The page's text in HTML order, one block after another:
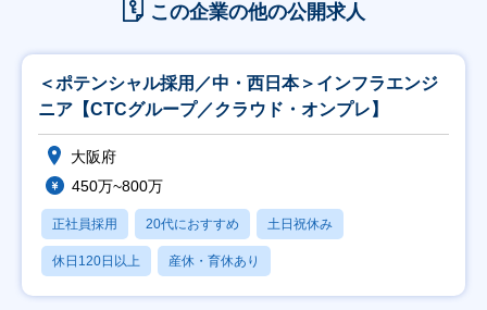
この企業の他の公開求人
＜ポテンシャル採用／中・西日本＞インフラエンジ
ニア【CTCグループ／クラウド・オンプレ】
大阪府
450万~800万
正社員採用 20代におすすめ 土日祝休み
休日120日以上 産休・育休あり